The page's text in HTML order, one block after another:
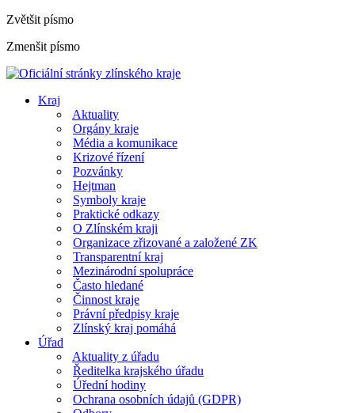
Zvětšit písmo
Zmenšit písmo
Kraj
Aktuality
Orgány kraje
Média a komunikace
Krizové řízení
Pozvánky
Hejtman
Symboly kraje
Praktické odkazy
O Zlínském kraji
Organizace zřizované a založené ZK
Transparentní kraj
Mezinárodní spolupráce
Často hledané
Činnost kraje
Právní předpisy kraje
Zlínský kraj pomáhá
Úřad
Aktuality z úřadu
Ředitelka krajského úřadu
Úřední hodiny
Ochrana osobních údajů (GDPR)